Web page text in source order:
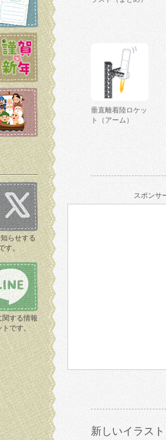
らせする
す。
関する情報
です。
垂直離着陸ロケッ
ト（アーム）
スポンサ
新しいイラスト